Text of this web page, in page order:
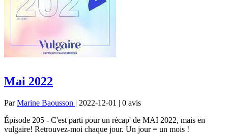
Mai 2022
ParMarine Baousson | 2022-12-01 | 0 avis
Épisode 205 - C'est parti pour un récap' de MAI 2022, mais en
vulgaire! Retrouvez-moi chaque jour. Un jour = un mois !